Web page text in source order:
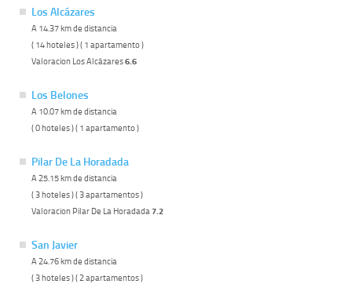
Los Alcázares
A 14.37 km de distancia
( 14 hoteles ) ( 1 apartamento )
Valoracion Los Alcázares6.6
Los Belones
A 10.07 km de distancia
( 0 hoteles ) ( 1 apartamento )
Pilar De La Horadada
A 25.15 km de distancia
( 3 hoteles ) ( 3 apartamentos )
Valoracion Pilar De La Horadada 7.2
San Javier
A 24.76 km de distancia
( 3 hoteles ) ( 2 apartamentos )